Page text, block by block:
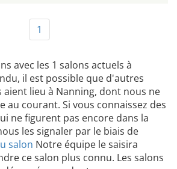
1
avec les 1 salons actuels à
il est possible que d'autres
lieu à Nanning, dont nous ne
au courant. Si vous connaissez des
ne figurent pas encore dans la
les signaler par le biais de
salon Notre équipe le saisira
ce salon plus connu. Les salons